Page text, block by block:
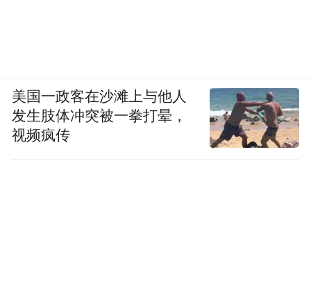
美国一政客在沙滩上与他人
发生肢体冲突被一拳打晕，
视频疯传